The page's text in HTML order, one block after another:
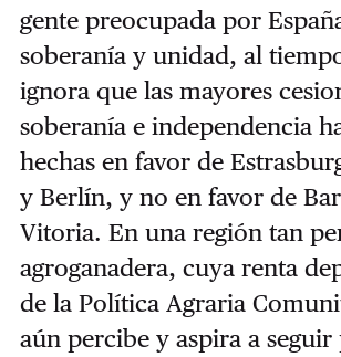
gente preocupada por
soberanía y unidad, al
ignora que las mayores
soberanía e independencia
hechas en favor de
y Berlín, y no en favor de
Vitoria. En una región tan
agroganadera, cuya renta
de la Política Agraria
aún percibe y aspira a